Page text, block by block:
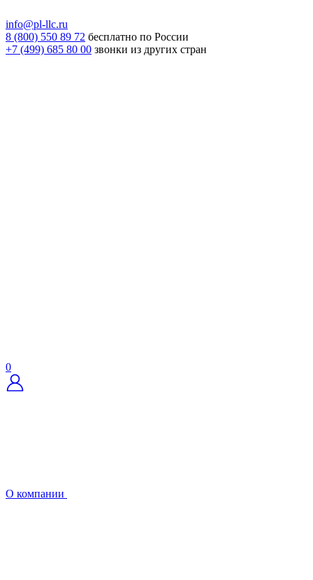
info@pl-llc.ru
8 (800) 550 89 72 бесплатно по России
+7 (499) 685 80 00 звонки из других стран
0
О компании